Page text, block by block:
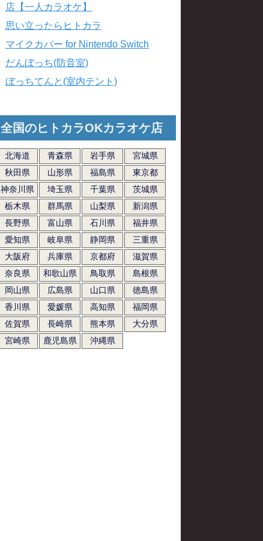
店【一人カラオケ】
思い立ったらヒトカラ
マイクカバー for Nintendo Switch
だんぼっち(防音室)
ぼっちてんと(室内テント)
全国のヒトカラOKカラオケ店
北海道 青森県 岩手県
宮城県
秋田県
山形県 福島県
東京都
神奈川県
埼玉県 千葉県
茨城県
栃木県
群馬県 山梨県
新潟県
長野県
富山県 石川県
福井県
愛知県
岐阜県 静岡県
三重県
大阪府
兵庫県 京都府
滋賀県
奈良県
和歌山県 鳥取県
島根県
岡山県
広島県 山口県
徳島県
香川県
愛媛県 高知県
福岡県
佐賀県
長崎県 熊本県
大分県
宮崎県
鹿児島県 沖縄県